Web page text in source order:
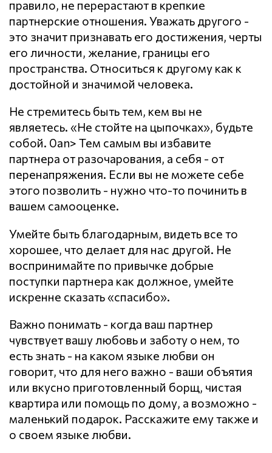
правило, не перерастают в крепкие
партнерские отношения. Уважать другого -
это значит признавать его достижения, черты
его личности, желание, границы его
пространства. Относиться к другому как к
достойной и значимой человека.
Не стремитесь быть тем, кем вы не
являетесь. «Не стойте на цыпочках», будьте
собой. 0an> Тем самым вы избавите
партнера от разочарования, а себя - от
перенапряжения. Если вы не можете себе
этого позволить - нужно что-то починить в
вашем самооценке.
Умейте быть благодарным, видеть все то
хорошее, что делает для нас другой. Не
воспринимайте по привычке добрые
поступки партнера как должное, умейте
искренне сказать «спасибо».
Важно понимать - когда ваш партнер
чувствует вашу любовь и заботу о нем, то
есть знать - на каком языке любви он
говорит, что для него важно - ваши объятия
или вкусно приготовленный борщ, чистая
квартира или помощь по дому, а возможно -
маленький подарок. Расскажите ему также и
о своем языке любви.